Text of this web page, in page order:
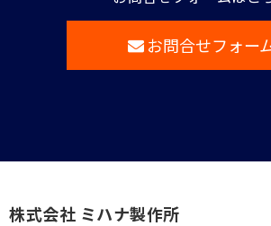
お問合せフォー
株式会社 ミハナ製作所